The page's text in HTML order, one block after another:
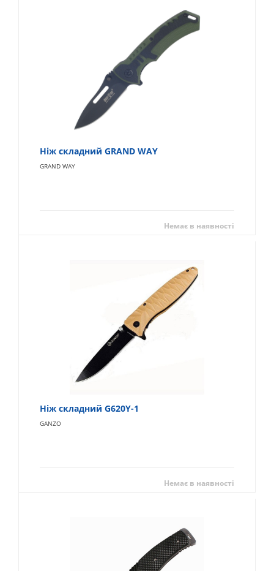
Ніж складний GRAND WAY
GRAND WAY
Немає в наявності
Ніж складний G620Y-1
GANZO
Немає в наявності